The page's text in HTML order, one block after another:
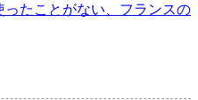
ったことがない、フランスの